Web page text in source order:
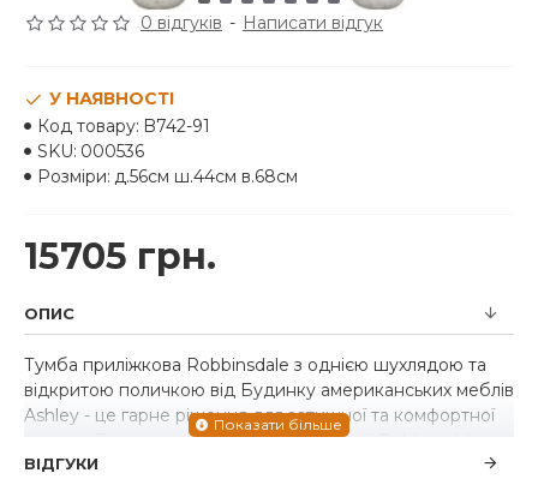
0 відгуків - Написати відгук
15705 грн.
У НАЯВНОСТІ
Код товару: B742-91
SKU: 000536
Розміри: д.56см ш.44см в.68см
ОПИС
Тумба приліжкова Robbinsdale з однією шухлядою та
відкритою поличкою від Будинку американських меблів
Ashley - це гарне рішення для затишної та комфортної
. Елегантні, позачасові меблі серії Robbinsdale
підніме вашу спальню на новий рівень. Постарене біле
ВІДГУКИ